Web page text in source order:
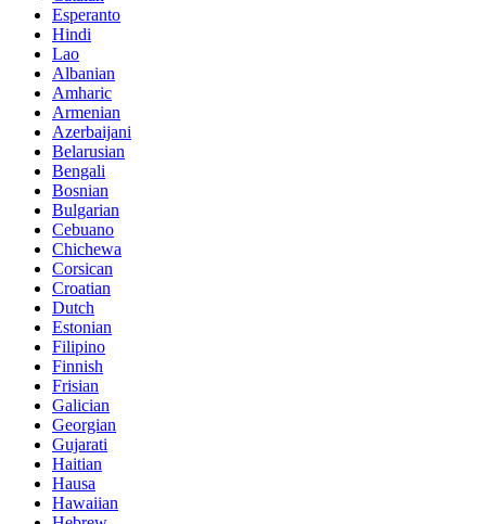
Esperanto
Hindi
Lao
Albanian
Amharic
Armenian
Azerbaijani
Belarusian
Bengali
Bosnian
Bulgarian
Cebuano
Chichewa
Corsican
Croatian
Dutch
Estonian
Filipino
Finnish
Frisian
Galician
Georgian
Gujarati
Haitian
Hausa
Hawaiian